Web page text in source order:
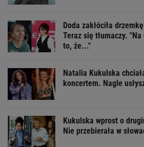
Doda zakłóciła
Teraz się tłumaczy.
to, że..."
Natalia Kukulska
koncertem. Nagle
Kukulska wprost o
Nie przebierała w